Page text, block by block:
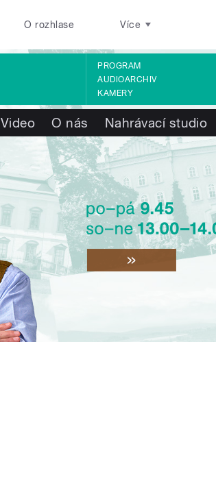
O rozhlase Více
PROGRAM
AUDIOARCHIV
KAMERY
Video O nás Nahrávací studio